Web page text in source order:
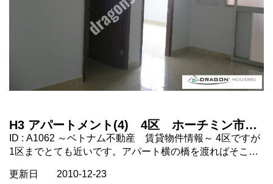
更新日 2010-12-23
H3 アパートメント(4) 4区 ホーチミン市
ベトナム 不動産
ID : A1062 ～ベトナム不動産 賃貸物件情報～ 4区ですが
1区までとても近いです。アパート横の橋を渡ればそこは
ン、フィットネスクラブ等ありとても便利です。 お勧め